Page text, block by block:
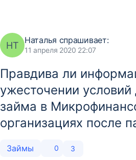
НТ Наталья спрашивает:
11 апреля 2020 22:07
Правдива ли
ужесточении условий
займа в
организациях после
Займы 0 3